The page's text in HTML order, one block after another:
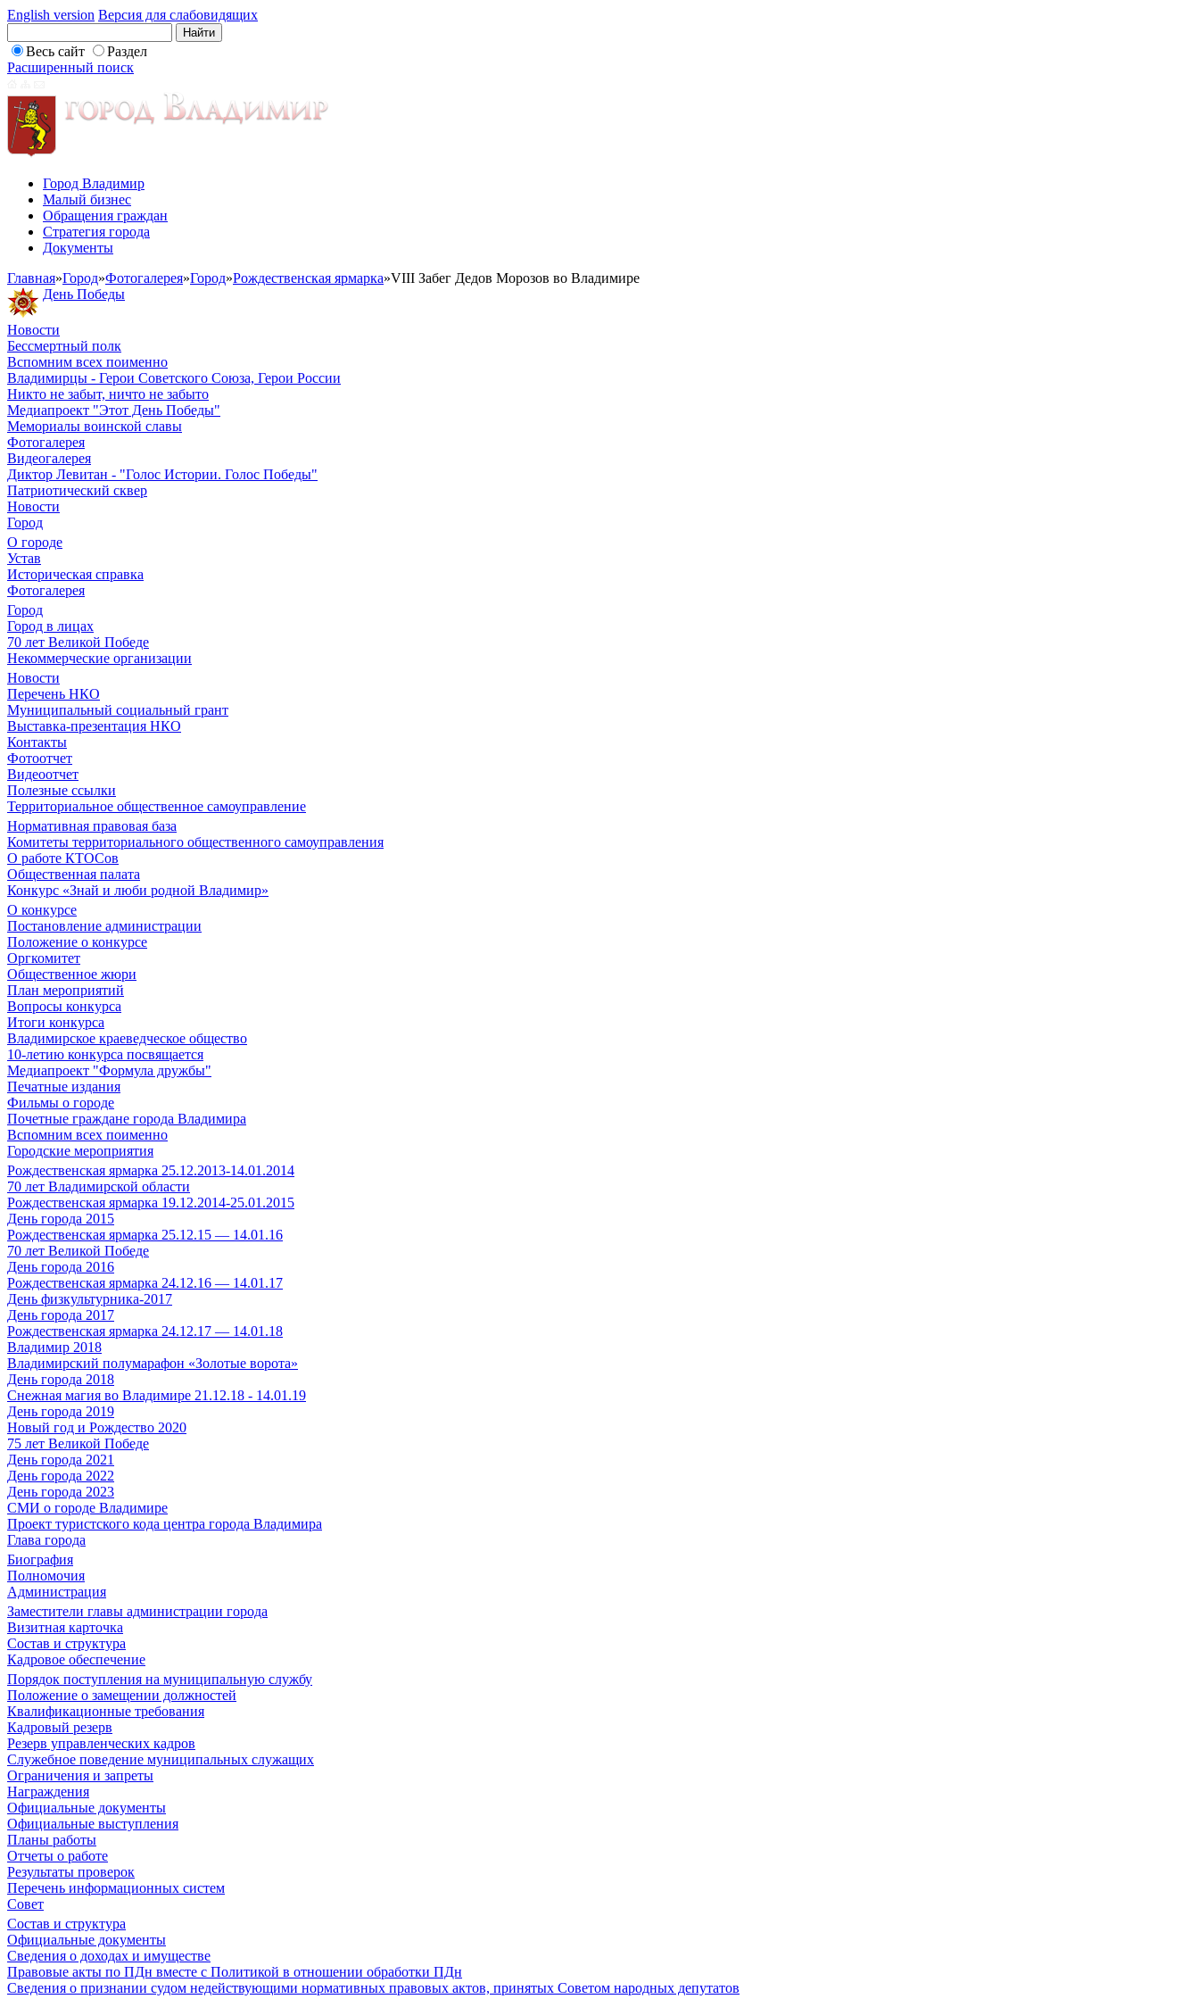
English version Версия для слабовидящих
Весь сайт
Раздел
Расширенный поиск
Город Владимир
Малый бизнес
Обращения граждан
Стратегия города
Документы
Главная»Город»Фотогалерея»Город»Рождественская ярмарка»VIII Забег Дедов Морозов во Владимире
День Победы
Новости
Бессмертный полк
Вспомним всех поименно
Владимирцы - Герои Советского Союза, Герои России
Никто не забыт, ничто не забыто
Медиапроект "Этот День Победы"
Мемориалы воинской славы
Фотогалерея
Видеогалерея
Диктор Левитан - "Голос Истории. Голос Победы"
Патриотический сквер
Новости
Город
О городе
Устав
Историческая справка
Фотогалерея
Город
Город в лицах
70 лет Великой Победе
Некоммерческие организации
Новости
Перечень НКО
Муниципальный социальный грант
Выставка-презентация НКО
Контакты
Фотоотчет
Видеоотчет
Полезные ссылки
Территориальное общественное самоуправление
Нормативная правовая база
Комитеты территориального общественного самоуправления
О работе КТОСов
Общественная палата
Конкурс «Знай и люби родной Владимир»
О конкурсе
Постановление администрации
Положение о конкурсе
Оргкомитет
Общественное жюри
План мероприятий
Вопросы конкурса
Итоги конкурса
Владимирское краеведческое общество
10-летию конкурса посвящается
Медиапроект "Формула дружбы"
Печатные издания
Фильмы о городе
Почетные граждане города Владимира
Вспомним всех поименно
Городские мероприятия
Рождественская ярмарка 25.12.2013-14.01.2014
70 лет Владимирской области
Рождественская ярмарка 19.12.2014-25.01.2015
День города 2015
Рождественская ярмарка 25.12.15 — 14.01.16
70 лет Великой Победе
День города 2016
Рождественская ярмарка 24.12.16 — 14.01.17
День физкультурника-2017
День города 2017
Рождественская ярмарка 24.12.17 — 14.01.18
Владимир 2018
Владимирский полумарафон «Золотые ворота»
День города 2018
Снежная магия во Владимире 21.12.18 - 14.01.19
День города 2019
Новый год и Рождество 2020
75 лет Великой Победе
День города 2021
День города 2022
День города 2023
СМИ о городе Владимире
Проект туристского кода центра города Владимира
Глава города
Биография
Полномочия
Администрация
Заместители главы администрации города
Визитная карточка
Состав и структура
Кадровое обеспечение
Порядок поступления на муниципальную службу
Положение о замещении должностей
Квалификационные требования
Кадровый резерв
Резерв управленческих кадров
Служебное поведение муниципальных служащих
Ограничения и запреты
Награждения
Официальные документы
Официальные выступления
Планы работы
Отчеты о работе
Результаты проверок
Перечень информационных систем
Совет
Состав и структура
Официальные документы
Сведения о доходах и имуществе
Правовые акты по ПДн вместе с Политикой в отношении обработки ПДн
Сведения о признании судом недействующими нормативных правовых актов, принятых Советом народных депутатов